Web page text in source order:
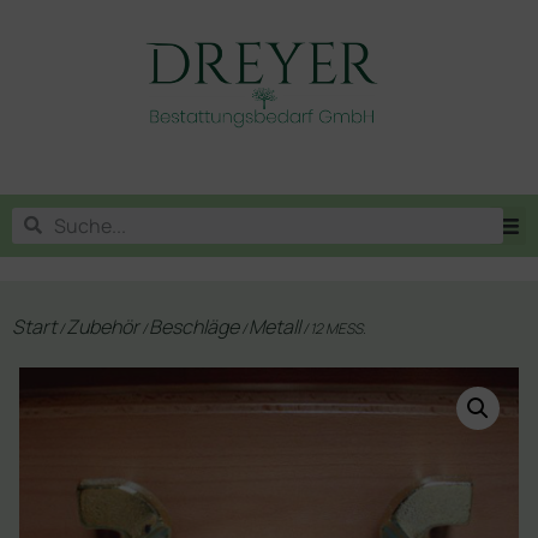
Start/Zubehör/Beschläge/Metall/ 12 MESS.